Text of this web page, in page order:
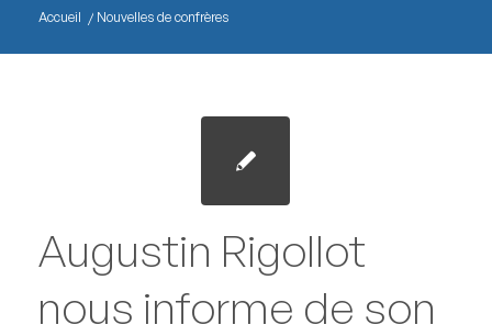
Accueil / Nouvelles de confrères
Augustin Rigollot
nous informe de son